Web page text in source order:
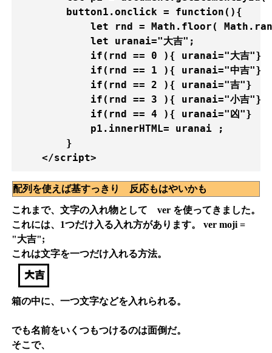
        button1.onclick = function(){
let rnd = Math.floor(
            let uranai="大吉";
            if(rnd == 0 ){ uranai="大吉"}
if(rnd == 1 ){
if(rnd == 2 ){
if(rnd == 3 ){
if(rnd == 4 ){
            p1.innerHTML= uranai ;
        }
配列を使えば基すっきり 反応もはやいかも
これまで、文字の入れ物として ver を使ってきました。
これには、1つだけ入る入れ方があります。 ver moji =
"大吉";
これは文字を一つだけ入れる方法。
箱の中に、一つ文字などを入れられる。
でも名前をいくつもつけるのは面倒だ。
そこで、